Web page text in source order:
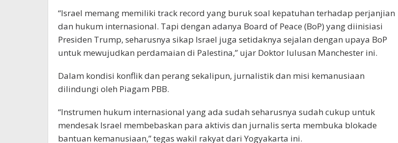
“Israel memang memiliki track record yang buruk soal kepatuhan terhadap perjanjian
dan hukum internasional. Tapi dengan adanya Board of Peace (BoP) yang diinisiasi
Presiden Trump, seharusnya sikap Israel juga setidaknya sejalan dengan upaya BoP
untuk mewujudkan perdamaian di Palestina,” ujar Doktor lulusan Manchester ini.
Dalam kondisi konflik dan perang sekalipun, jurnalistik dan misi kemanusiaan
dilindungi oleh Piagam PBB.
“Instrumen hukum internasional yang ada sudah seharusnya sudah cukup untuk
mendesak Israel membebaskan para aktivis dan jurnalis serta membuka blokade
bantuan kemanusiaan,” tegas wakil rakyat dari Yogyakarta ini.